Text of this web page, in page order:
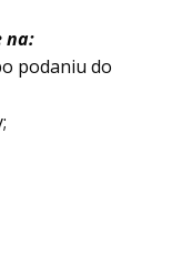
na:
podaniu do